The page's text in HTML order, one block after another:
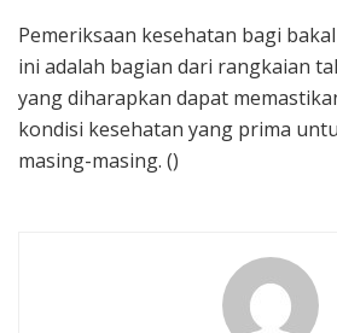
Pemeriksaan kesehatan bagi
ini adalah bagian dari rangkaian
yang diharapkan dapat
kondisi kesehatan yang prima
masing-masing. ()